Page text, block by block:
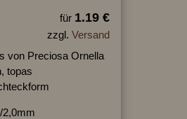
für 1.19 €
zzgl. Versand
von Preciosa Ornella
topas
2,0mm